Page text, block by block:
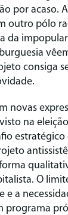
por acaso.
outro pólo
da
consiga
novas
na
O
e a
programa